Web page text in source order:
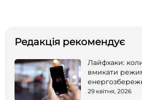
Редакція рекомендує
Лайфхаки:
вмикати
смартфоні
29 квітня, 2026